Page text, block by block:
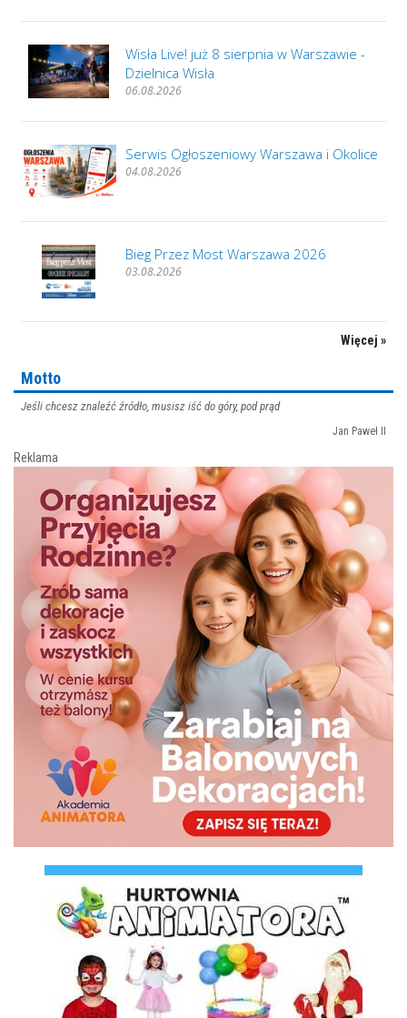
Wisła Live! już 8 sierpnia w Warszawie -
Dzielnica Wisła
06.08.2026
Serwis Ogłoszeniowy Warszawa i Okolice
04.08.2026
Bieg Przez Most Warszawa 2026
03.08.2026
Więcej »
Motto
Jeśli chcesz znaleźć źródło, musisz iść do góry, pod prąd
Jan Paweł II
Reklama